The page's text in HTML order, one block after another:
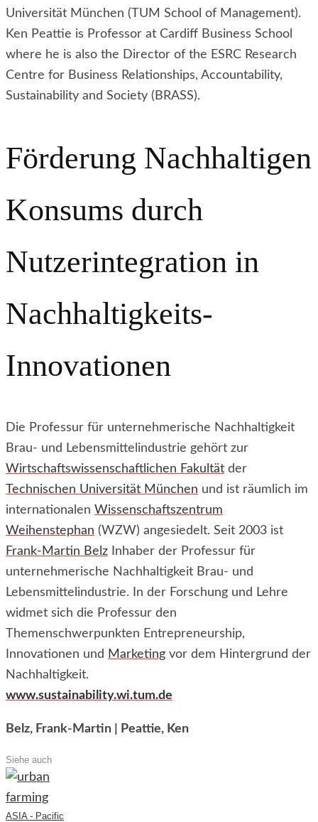
Universität München (TUM School of Management).
Ken Peattie is Professor at Cardiff Business School
where he is also the Director of the ESRC Research
Centre for Business Relationships, Accountability,
Sustainability and Society (BRASS).
Förderung Nachhaltigen
Konsums durch
Nutzerintegration in
Nachhaltigkeits-
Innovationen
Die Professur für unternehmerische Nachhaltigkeit
Brau- und Lebensmittelindustrie gehört zur
Wirtschaftswissenschaftlichen Fakultät der
Technischen Universität München und ist räumlich im
internationalen Wissenschaftszentrum
Weihenstephan (WZW) angesiedelt. Seit 2003 ist
Frank-Martin Belz Inhaber der Professur für
unternehmerische Nachhaltigkeit Brau- und
Lebensmittelindustrie. In der Forschung und Lehre
widmet sich die Professur den
Themenschwerpunkten Entrepreneurship,
Innovationen und Marketing vor dem Hintergrund der
Nachhaltigkeit.
www.sustainability.wi.tum.de
Belz, Frank-Martin | Peattie, Ken
Siehe auch
ASIA - Pacific